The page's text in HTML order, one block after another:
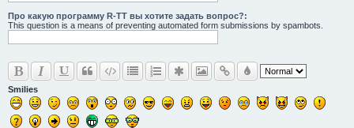
Про какую программу R-TT вы хотите задать вопрос?:
This question is a means of preventing automated form submissions by spambots.
Smilies